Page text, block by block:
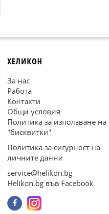
ХЕЛИКОН
За нас
Работа
Контакти
Общи условия
Политика за използване на
"бисквитки"
Политика за сигурност на
личните данни
service@helikon.bg
Helikon.bg във Facebook